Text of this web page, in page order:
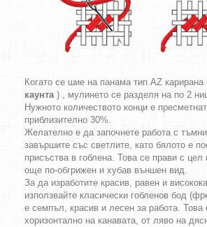
Когато се шие на панама тип AZ
каунта) , мулинето се разделя на по 2
Нужното количеството конци е
приблизително 30%.
Желателно е да започнете работа с
завършите със светлите, като бялото е
присъства в гоблена. Това се прави с цел
още по-обгрижен и хубав външен вид.
За да изработите красив, равен и
използвайте класически гобленов бод
е семпъл, красив и лесен за работа. Това
хоризонтално на канавата, от ляво на